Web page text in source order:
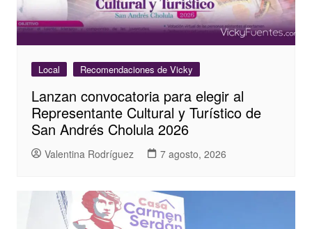
Local Recomendaciones de Vicky
Lanzan convocatoria para elegir al
Representante Cultural y Turístico de
San Andrés Cholula 2026
Valentina Rodríguez 7 agosto, 2026